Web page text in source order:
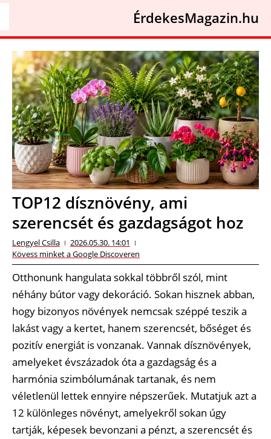
ÉrdekesMagazin.hu
TOP12 dísznövény, ami
szerencsét és gazdagságot hoz
Lengyel Csilla
2026.05.30. 14:01
Kövess minket a Google Discoveren
Otthonunk hangulata sokkal többről szól, mint
néhány bútor vagy dekoráció. Sokan hisznek abban,
hogy bizonyos növények nemcsak széppé teszik a
lakást vagy a kertet, hanem szerencsét, bőséget és
pozitív energiát is vonzanak. Vannak dísznövények,
amelyeket évszázadok óta a gazdagság és a
harmónia szimbólumának tartanak, és nem
véletlenül lettek ennyire népszerűek. Mutatjuk azt a
12 különleges növényt, amelyekről sokan úgy
tartják, képesek bevonzani a pénzt, a szerencsét és